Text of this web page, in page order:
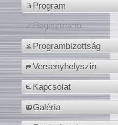
Program
Regisztráció
Programbizottság
Versenyhelyszín
Kapcsolat
Galéria